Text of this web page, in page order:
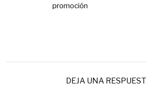
promoción
DEJA UNA